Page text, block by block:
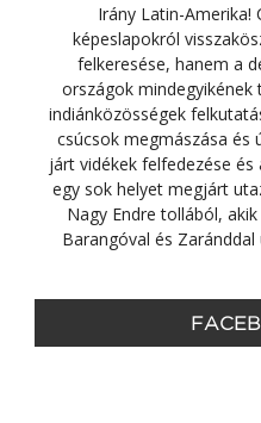
Irány Latin-Amerika!
képeslapokról
felkeresése, hanem a
országok mindegyikének
indiánközösségek
csúcsok megmászása és
járt vidékek felfedezése és
egy sok helyet megjárt
Nagy Endre tollából,
Barangóval és